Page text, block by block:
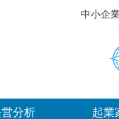
中小企
分析 起業